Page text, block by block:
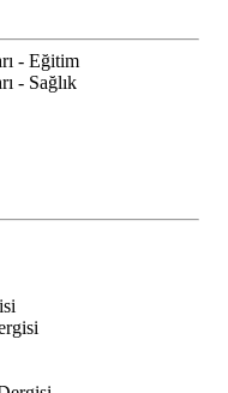
- Eğitim
- Sağlık